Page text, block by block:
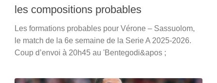
les compositions probables
Les formations probables pour Vérone – Sassuolom,
le match de la 6e semaine de la Serie A 2025-2026.
Coup d’envoi à 20h45 au 'Bentegodi&apos ;